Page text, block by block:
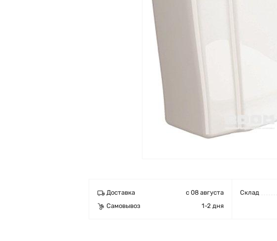
Доставка
с 08 августа
Самовывоз
1-2 дня
Cклад